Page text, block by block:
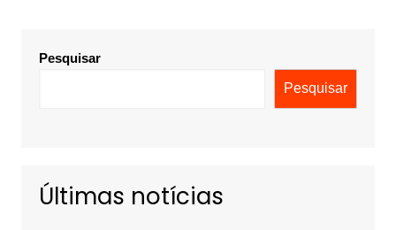
Pesquisar
Pesquisar
Últimas notícias